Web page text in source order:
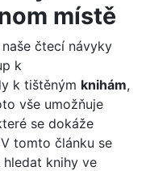
místě
čtecí návyky
k
k tištěným knihám,
vše umožňuje
se dokáže
tomto článku se
knihy ve